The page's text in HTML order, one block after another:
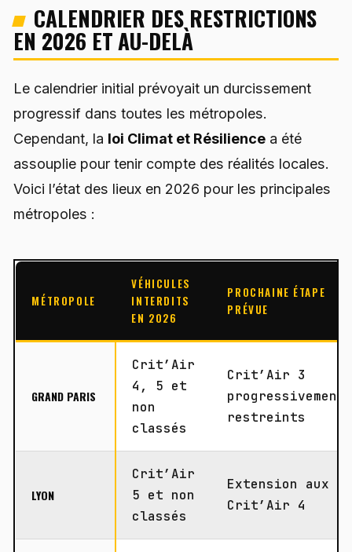
CALENDRIER DES RESTRICTIONS
EN 2026 ET AU-DELÀ
Le calendrier initial prévoyait un durcissement
progressif dans toutes les métropoles.
Cependant, la loi Climat et Résilience a été
assouplie pour tenir compte des réalités locales.
Voici l’état des lieux en 2026 pour les principales
métropoles :
MÉTROPOLE
VÉHICULES
INTERDITS
EN 2026
PROCHAINE ÉTAPE
PRÉVUE
GRAND PARIS
Crit’Air
4, 5 et
non
classés
Crit’Air 3
progressivement
restreints
LYON
Crit’Air
5 et non
classés
Extension aux
Crit’Air 4